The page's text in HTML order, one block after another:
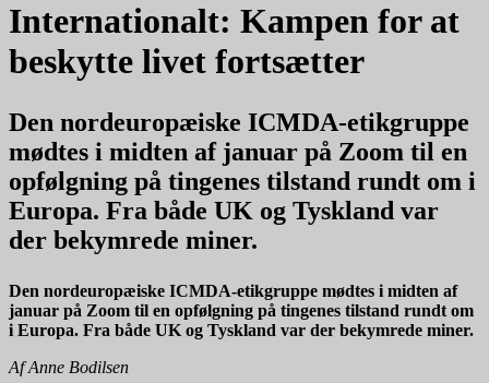
Internationalt: Kampen for at
beskytte livet fortsætter
Den nordeuropæiske ICMDA-etikgruppe
mødtes i midten af januar på Zoom til en
opfølgning på tingenes tilstand rundt om i
Europa. Fra både UK og Tyskland var
der bekymrede miner.
Den nordeuropæiske ICMDA-etikgruppe mødtes i midten af
januar på Zoom til en opfølgning på tingenes tilstand rundt om
i Europa. Fra både UK og Tyskland var der bekymrede miner.
Af Anne Bodilsen